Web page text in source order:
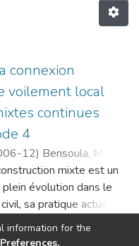
connexion
voilement local
continues
4
12) Bensoula, M.
B.;Kadri, T.mixte est un
évolution dans le
sa pratique actuelle
être compétitive, en
visa vis des
information for the